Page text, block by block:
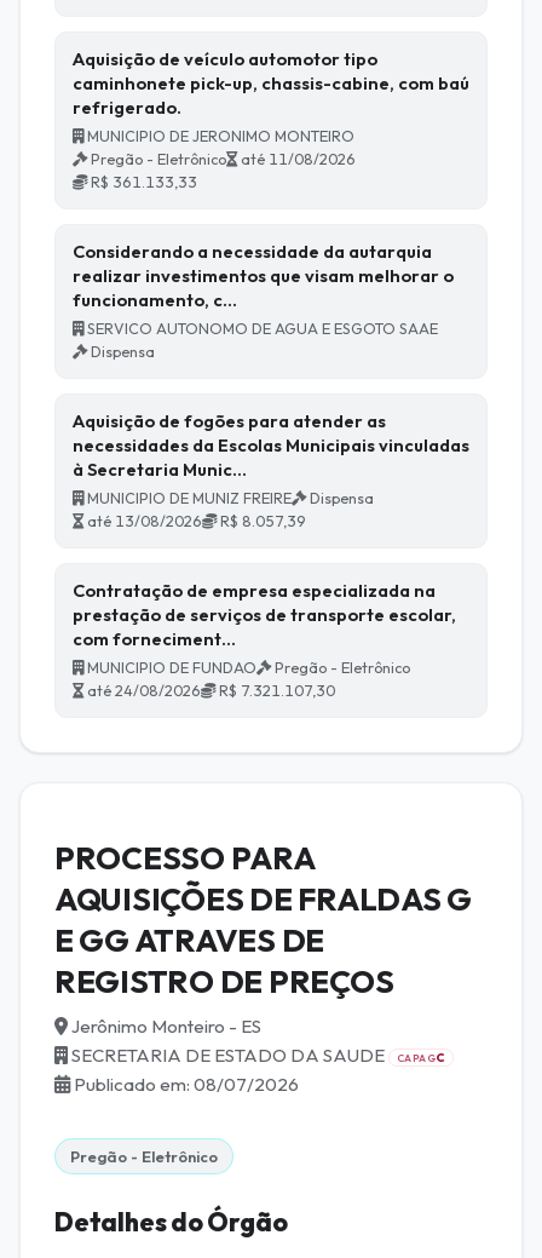
Aquisição de veículo automotor tipo
caminhonete pick-up, chassis-cabine, com baú
refrigerado.
MUNICIPIO DE JERONIMO MONTEIRO
Pregão - Eletrônico
até 11/08/2026
R$ 361.133,33
Considerando a necessidade da autarquia
realizar investimentos que visam melhorar o
funcionamento, c…
SERVICO AUTONOMO DE AGUA E ESGOTO SAAE
Dispensa
Aquisição de fogões para atender as
necessidades da Escolas Municipais vinculadas
à Secretaria Munic…
MUNICIPIO DE MUNIZ FREIRE
Dispensa
até 13/08/2026
R$ 8.057,39
Contratação de empresa especializada na
prestação de serviços de transporte escolar,
com forneciment…
MUNICIPIO DE FUNDAO
Pregão - Eletrônico
até 24/08/2026
R$ 7.321.107,30
PROCESSO PARA
AQUISIÇÕES DE FRALDAS G
E GG ATRAVES DE
REGISTRO DE PREÇOS
Jerônimo Monteiro - ES
SECRETARIA DE ESTADO DA SAUDE
CAPAGC
Publicado em: 08/07/2026
Pregão - Eletrônico
Detalhes do Órgão